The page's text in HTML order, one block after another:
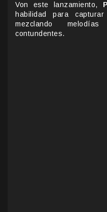
Von este lanzamiento,
habilidad para
mezclando
contundentes.